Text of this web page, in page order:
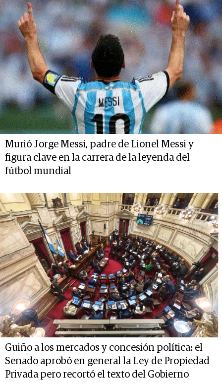
Murió Jorge Messi, padre de Lionel Messi y
figura clave en la carrera de la leyenda del
fútbol mundial
Guiño a los mercados y concesión política: el
Senado aprobó en general la Ley de Propiedad
Privada pero recortó el texto del Gobierno